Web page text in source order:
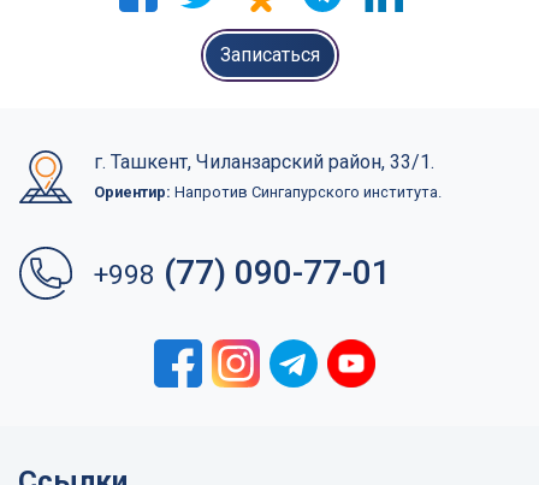
Записаться
г. Ташкент, Чиланзарский район, 33/1.
Ориентир: Напротив Сингапурского института.
+998 (77) 090-77-01